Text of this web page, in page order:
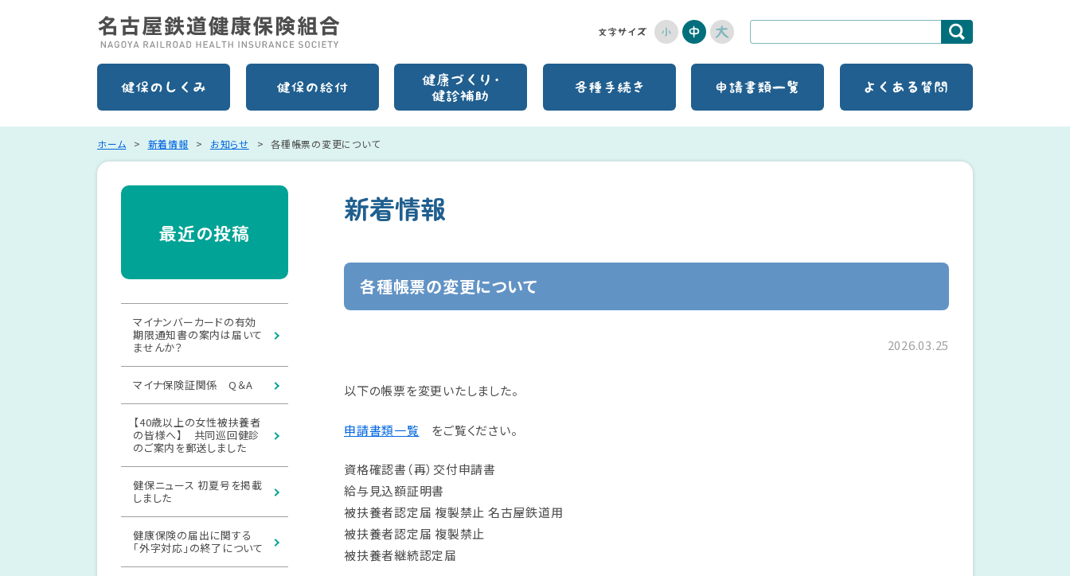
ホーム 新着情報 お知らせ 各種帳票の変更について
新着情報
各種帳票の変更について
2026.03.25
以下の帳票を変更いたしました。
申請書類一覧 をご覧ください。
資格確認書（再）交付申請書
給与見込額証明書
被扶養者認定届 複製禁止 名古屋鉄道用
被扶養者認定届 複製禁止
被扶養者継続認定届
最近の投稿
マイナンバーカードの有効
期限通知書の案内は届いて
ませんか？
マイナ保険証関係 Q＆A
【40歳以上の女性被扶養者
の皆様へ】 共同巡回健診
のご案内を郵送しました
健保ニュース 初夏号を掲載
しました
健康保険の届出に関する
「外字対応」の終了について